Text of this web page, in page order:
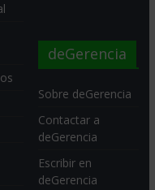
deGerencia
Sobre deGerencia
Contactar a
deGerencia
Escribir en
deGerencia